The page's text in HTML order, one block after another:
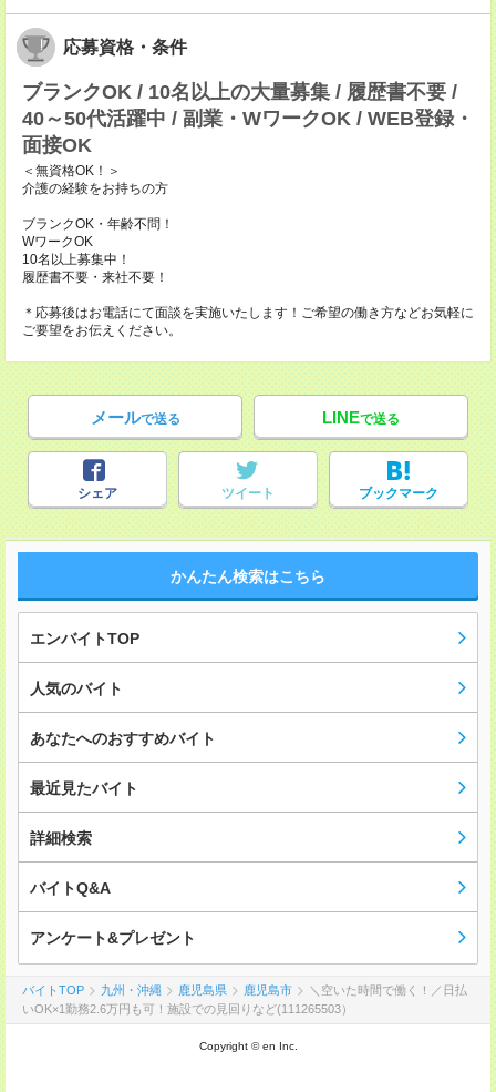
応募資格・条件
ブランクOK / 10名以上の大量募集 / 履歴書不要 /
40～50代活躍中 / 副業・WワークOK / WEB登録・
面接OK
＜無資格OK！＞
介護の経験をお持ちの方
ブランクOK・年齢不問！
WワークOK
10名以上募集中！
履歴書不要・来社不要！
＊応募後はお電話にて面談を実施いたします！ご希望の働き方などお気軽に
ご要望をお伝えください。
メールで送る LINEで送る
シェア ツイート ブックマーク
かんたん検索はこちら
エンバイトTOP
人気のバイト
あなたへのおすすめバイト
最近見たバイト
詳細検索
バイトQ&A
アンケート&プレゼント
バイトTOP 九州・沖縄 鹿児島県 鹿児島市
＼空いた時間で働く！／日払
いOK×1勤務2.6万円も可！施設での見回りなど(111265503）
Copyright © en Inc.